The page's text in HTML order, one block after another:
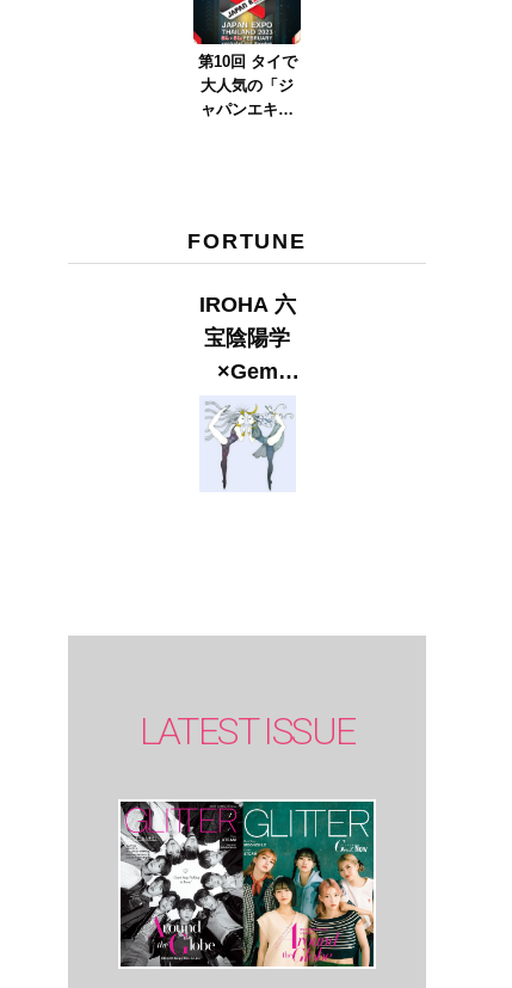
第10回 タイで
大人気の「ジ
ャパンエキス
FORTUNE
IROHA 六
宝陰陽学
×Gem
Muse
【GLITTER
2023
LATEST ISSUE